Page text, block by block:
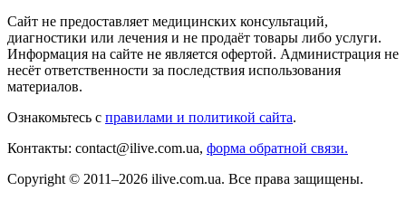
Сайт не предоставляет медицинских консультаций,
диагностики или лечения и не продаёт товары либо услуги.
Информация на сайте не является офертой. Администрация не
несёт ответственности за последствия использования
материалов.
Ознакомьтесь с правилами и политикой сайта.
Контакты: contact@ilive.com.ua, форма обратной связи.
Copyright © 2011–2026 ilive.com.ua. Все права защищены.